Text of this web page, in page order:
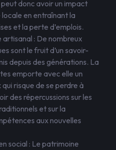
donc avoir un impact
locale en entraînant la
et la perte d’emplois.
: De nombreux
sont le fruit d’un savoir-
depuis des générations. La
emporte avec elle un
risque de se perdre à
des répercussions sur les
et sur la
aux nouvelles
social : Le patrimoine